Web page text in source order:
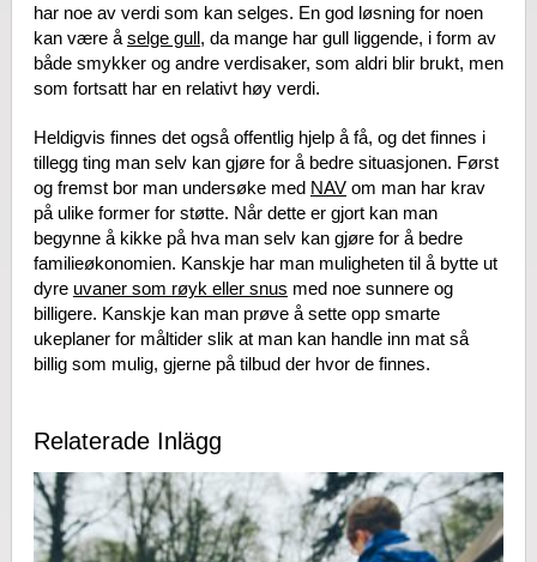
har noe av verdi som kan selges. En god løsning for noen
kan være å selge gull, da mange har gull liggende, i form av
både smykker og andre verdisaker, som aldri blir brukt, men
som fortsatt har en relativt høy verdi.
Heldigvis finnes det også offentlig hjelp å få, og det finnes i
tillegg ting man selv kan gjøre for å bedre situasjonen. Først
og fremst bor man undersøke med NAVom man har krav
på ulike former for støtte. Når dette er gjort kan man
begynne å kikke på hva man selv kan gjøre for å bedre
familieøkonomien. Kanskje har man muligheten til å bytte ut
dyre uvaner som røyk eller snus med noe sunnere og
billigere. Kanskje kan man prøve å sette opp smarte
ukeplaner for måltider slik at man kan handle inn mat så
billig som mulig, gjerne på tilbud der hvor de finnes.
Relaterade Inlägg